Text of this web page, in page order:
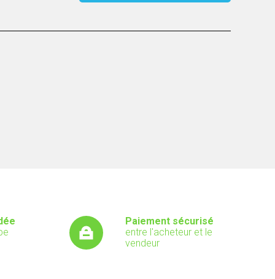
Paiement sécurisé
entre l'acheteur et le
vendeur